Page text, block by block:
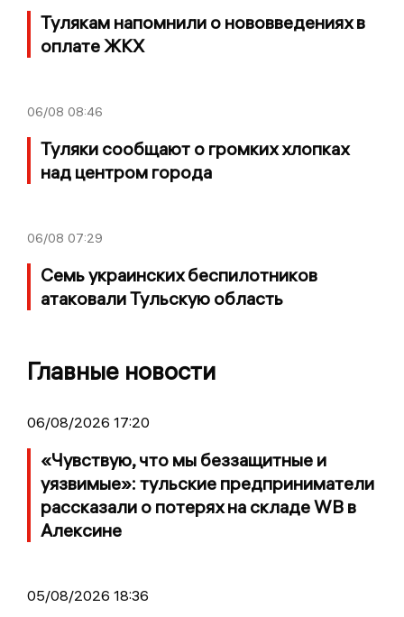
Тулякам напомнили о нововведениях в
оплате ЖКХ
06/08 08:46
Туляки сообщают о громких хлопках
над центром города
06/08 07:29
Семь украинских беспилотников
атаковали Тульскую область
Главные новости
06/08/2026 17:20
«Чувствую, что мы беззащитные и
уязвимые»: тульские предприниматели
рассказали о потерях на складе WB в
Алексине
05/08/2026 18:36